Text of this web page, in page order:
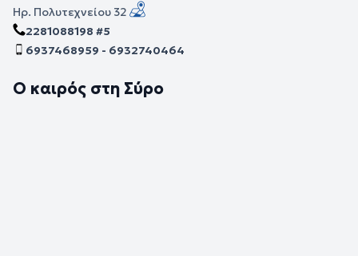
Ηρ. Πολυτεχνείου 32
2281088198 #5
6937468959 - 6932740464
Ο καιρός στη Σύρο